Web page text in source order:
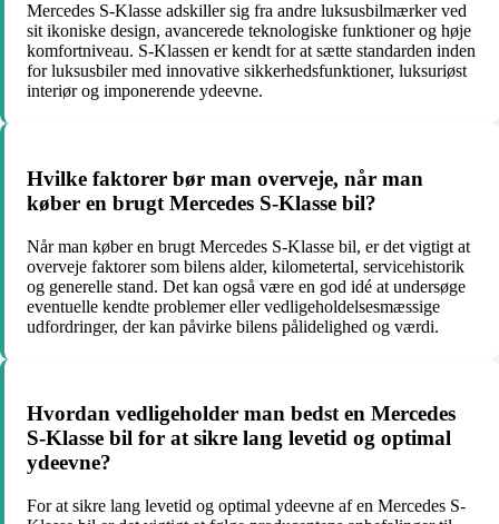
Mercedes S-Klasse adskiller sig fra andre luksusbilmærker ved
sit ikoniske design, avancerede teknologiske funktioner og høje
komfortniveau. S-Klassen er kendt for at sætte standarden inden
for luksusbiler med innovative sikkerhedsfunktioner, luksuriøst
interiør og imponerende ydeevne.
Hvilke faktorer bør man overveje, når man
køber en brugt Mercedes S-Klasse bil?
Når man køber en brugt Mercedes S-Klasse bil, er det vigtigt at
overveje faktorer som bilens alder, kilometertal, servicehistorik
og generelle stand. Det kan også være en god idé at undersøge
eventuelle kendte problemer eller vedligeholdelsesmæssige
udfordringer, der kan påvirke bilens pålidelighed og værdi.
Hvordan vedligeholder man bedst en Mercedes
S-Klasse bil for at sikre lang levetid og optimal
ydeevne?
For at sikre lang levetid og optimal ydeevne af en Mercedes S-